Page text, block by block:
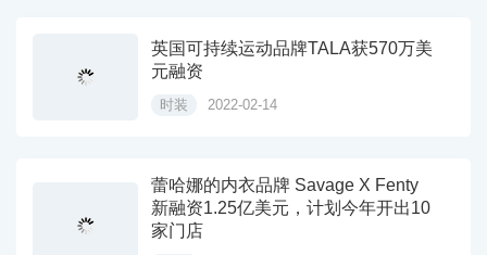
英国可持续运动品牌TALA获570万美
元融资
时装 2022-02-14
蕾哈娜的内衣品牌 Savage X Fenty
新融资1.25亿美元，计划今年开出10
家门店